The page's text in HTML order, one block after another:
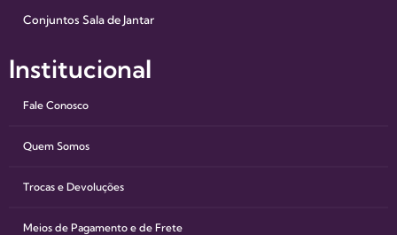
Conjuntos Sala de Jantar
Institucional
Fale Conosco
Quem Somos
Trocas e Devoluções
Meios de Pagamento e de Frete